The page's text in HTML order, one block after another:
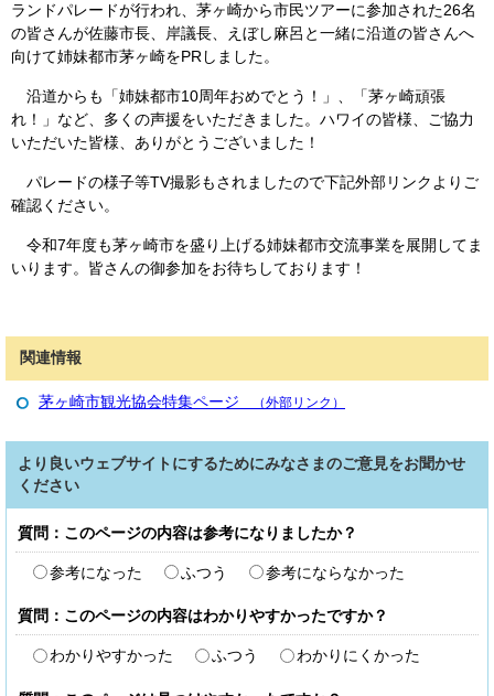
ランドパレードが行われ、茅ヶ崎から市民ツアーに参加された26名
の皆さんが佐藤市長、岸議長、えぼし麻呂と一緒に沿道の皆さんへ
向けて姉妹都市茅ヶ崎をPRしました。
沿道からも「姉妹都市10周年おめでとう！」、「茅ヶ崎頑張
れ！」など、多くの声援をいただきました。ハワイの皆様、ご協力
いただいた皆様、ありがとうございました！
パレードの様子等TV撮影もされましたので下記外部リンクよりご
確認ください。
令和7年度も茅ヶ崎市を盛り上げる姉妹都市交流事業を展開してま
いります。皆さんの御参加をお待ちしております！
関連情報
茅ヶ崎市観光協会特集ページ （外部リンク）
より良いウェブサイトにするためにみなさまのご意見をお聞かせ
ください
質問：このページの内容は参考になりましたか？
参考になった ふつう 参考にならなかった
質問：このページの内容はわかりやすかったですか？
わかりやすかった ふつう わかりにくかった